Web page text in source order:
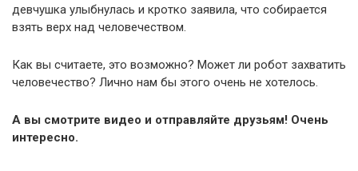
девчушка улыбнулась и кротко заявила, что собирается
взять верх над человечеством.
Как вы считаете, это возможно? Может ли робот захватить
человечество? Лично нам бы этого очень не хотелось.
А вы смотрите видео и отправляйте друзьям! Очень
интересно.